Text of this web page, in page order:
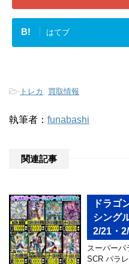
B! はてブ
- トレカ 買取情報
執筆者： funabashi
関連記事
ドラゴ
シング
2/21・
スーパーパ
SCR パラ